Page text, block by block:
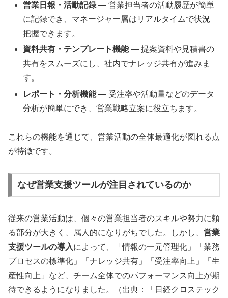
営業日報・活動記録 — 営業担当者の活動履歴が簡単
に記録でき、マネージャー層はリアルタイムで状況
把握できます。
資料共有・テンプレート機能— 提案資料や見積書の
共有をスムーズにし、社内でナレッジ共有が進みま
す。
レポート・分析機能— 受注率や活動量などのデータ
分析が簡単にでき、営業戦略立案に役立ちます。
これらの機能を通じて、営業活動の全体最適化が図れる点
が特徴です。
なぜ営業支援ツールが注目されているのか
従来の営業活動は、個々の営業担当者のスキルや努力に頼
る部分が大きく、属人的になりがちでした。しかし、 営業
支援ツールの導入によって、「情報の一元管理化」「業務
プロセスの標準化」「ナレッジ共有」「受注率向上」「生
産性向上」など、チーム全体でのパフォーマンス向上が期
待できるようになりました。（出典：「日経クロステック